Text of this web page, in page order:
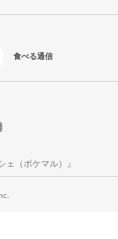
食べる通信
ェ（ポケマル）』